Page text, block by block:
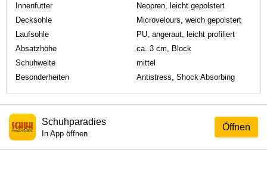
Innenfutter
Neopren, leicht gepolstert
Decksohle
Microvelours, weich gepolstert
Laufsohle
PU, angeraut, leicht profiliert
Absatzhöhe
ca. 3 cm, Block
Schuhweite
mittel
Besonderheiten
Antistress, Shock Absorbing
Öffnen
Schuhparadies
In App öffnen